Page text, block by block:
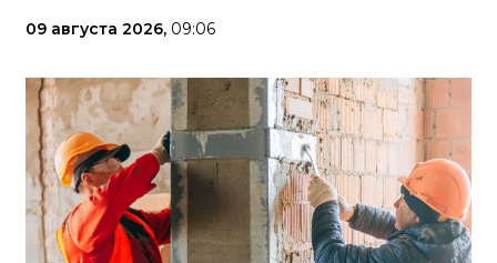
09 августа 2026, 09:06